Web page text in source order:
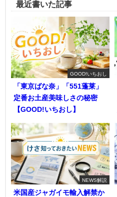
最近書いた記事
GOOD!いちおし
「東京ばな奈」「551蓬莱」
定番お土産美味しさの秘密
【GOOD!いちおし】
NEWS解説
米国産ジャガイモ輸入解禁か